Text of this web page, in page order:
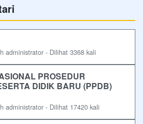
administrator - Dilihat 3368 kali
PROSEDUR
DIDIK BARU (PPDB)
administrator - Dilihat 17420 kali